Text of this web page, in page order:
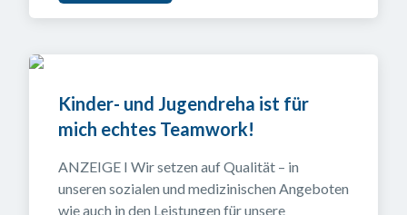
Kinder- und Jugendreha ist für
mich echtes Teamwork!
ANZEIGE I Wir setzen auf Qualität – in
unseren sozialen und medizinischen Angeboten
wie auch in den Leistungen für unsere